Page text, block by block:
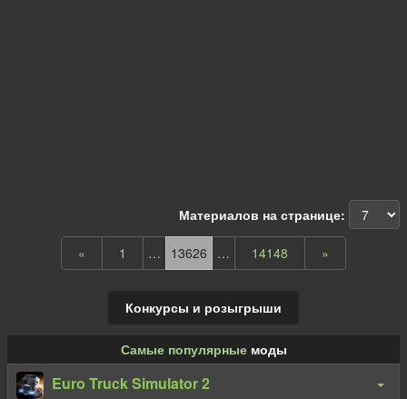
Материалов на странице:
« 1 … 13626 … 14148 »
Конкурсы и розыгрыши
Самые популярныемоды
Euro Truck Simulator 2